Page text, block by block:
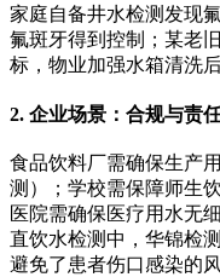
家庭自备井水检测发现
氟斑牙得到控制；某老
标，物业加强水箱清洗
2. 企业场景：合规与责
食品饮料厂需确保生产
测）；学校需保障师生
医院需确保医疗用水无
直饮水检测中，华锦检
避免了患者伤口感染的风